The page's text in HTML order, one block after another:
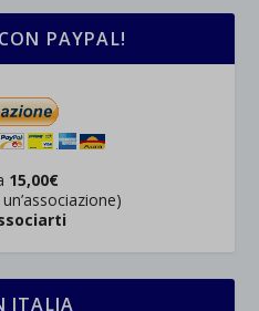
PAYPAL!
15,00€
ITALIA